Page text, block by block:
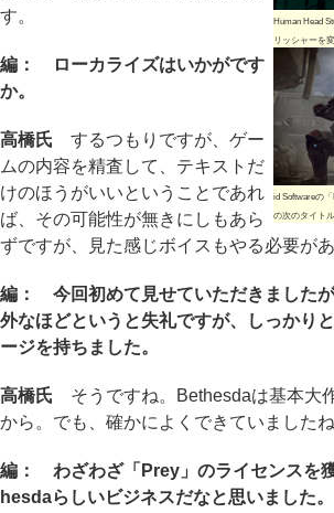
Human Head
リッシャーを
id Softwareの
の次のタイト
す。
編： ローカライズはいかがです
か。
高橋氏 するつもりですが、ゲー
ムの内容を精査して、テキストだ
けのほうがいいということであれ
ば、その可能性が無きにしもあら
ずですが、見た感じボイスもやる必要があ
編： 今回初めて見せていただきました
外なほどというと失礼ですが、しっかり
ージを持ちました。
高橋氏 そうですね。Bethesdaは基本大
から。でも、確かによくできていましたね
編： わざわざ「Prey」のライセンスを
hesdaらしいビジネスだなと思いました。